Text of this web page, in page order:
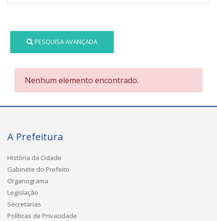
PESQUISA AVANÇADA
Nenhum elemento encontrado.
A Prefeitura
História da Cidade
Gabinete do Prefeito
Organograma
Legislação
Secretarias
Políticas de Privacidade